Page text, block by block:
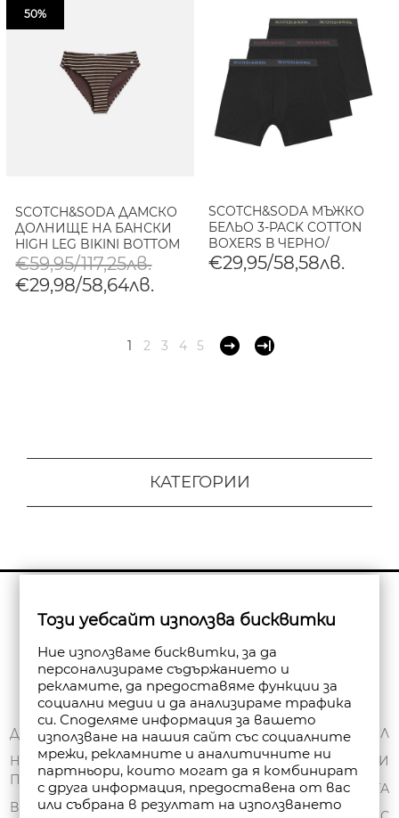
50%
SCOTCH&SODA ДАМСКО
ДОЛНИЩЕ НА БАНСКИ
HIGH LEG BIKINI BOTTOM
В КАФЯВО
€59,95/117,25лв.
€29,98/58,64лв.
SCOTCH&SODA МЪЖКО
БЕЛЬО 3-PACK COTTON
BOXERS В ЧЕРНО/
КОМБИНАЦИЯ
€29,95/58,58лв.
1 2 3 4 5
КАТЕГОРИИ
Абониране
ДОСТАВКА
НАЧИНИ НА
ПЛАЩАНЕ
ВРЪЩАНЕ
ЗА НАС
ОБЩИ УСЛОВИЯ
ПОЛИТИКА ЗА
ПОВЕРИТЕЛНОСТ
МОЯТ ПРОФИЛ
ПОРЪЧКИ
ЧАНТА
Този уебсайт използва бисквитки
Ние използваме бисквитки, за да
персонализираме съдържанието и
рекламите, да предоставяме функции за
социални медии и да анализираме трафика
си. Споделяме информация за вашето
използване на нашия сайт със социалните
мрежи, рекламните и аналитичните ни
партньори, които могат да я комбинират
с друга информация, предоставена от вас
или събрана в резултат на използването